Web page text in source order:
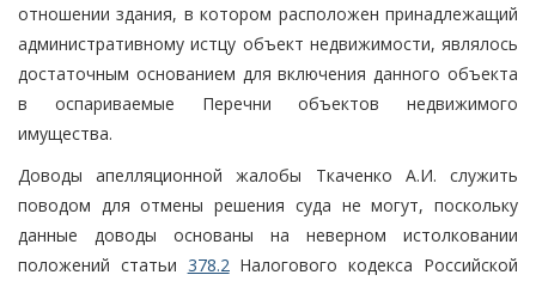
отношении здания, в котором расположен принадлежащий
административному истцу объект недвижимости, являлось
достаточным основанием для включения данного объекта
в оспариваемые Перечни объектов недвижимого
имущества.
Доводы апелляционной жалобы Ткаченко А.И. служить
поводом для отмены решения суда не могут, поскольку
данные доводы основаны на неверном истолковании
положений статьи 378.2 Налогового кодекса Российской